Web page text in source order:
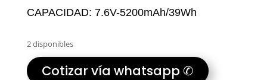
CAPACIDAD: 7.6V-5200mAh/39Wh
2 disponibles
Cotizar vía whatsapp ✆